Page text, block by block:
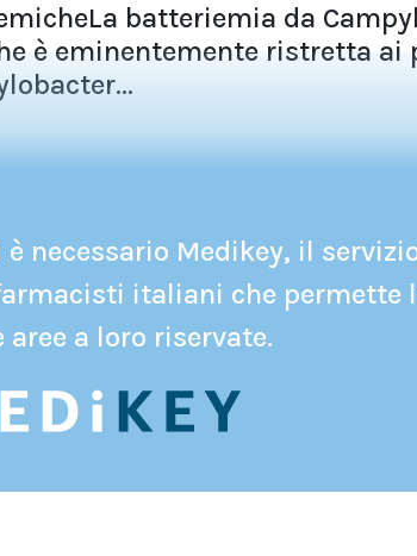
batteriemia da
è eminentemente ristretta ai
necessario Medikey, il
italiani che permette
a loro riservate.